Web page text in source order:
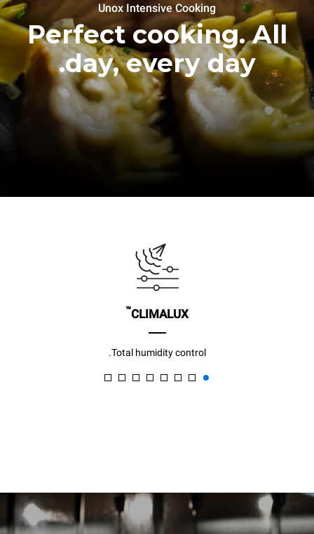
Unox Intensive Cooking
Perfect cooking. All
day, every day.
CLIMALUX
™
Total humidity control.